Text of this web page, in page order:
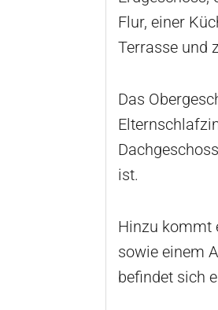
Flur, einer
Terrasse und
Das
ist.
Hinzu kommt
sowie einem
befindet sich